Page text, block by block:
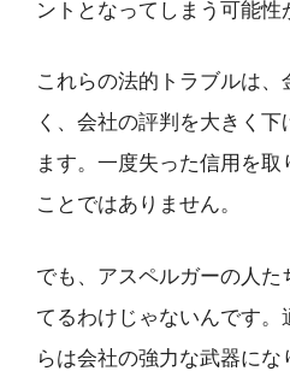
ントとなってしまう可能性
これらの法的トラブルは
く、会社の評判を大きく下
ます。一度失った信用を
ことではありません。
でも、アスペルガーの人た
てるわけじゃないんです。
らは会社の強力な武器にな